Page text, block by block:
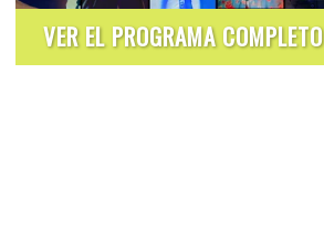
VER EL PROGRAMA COMPLETO